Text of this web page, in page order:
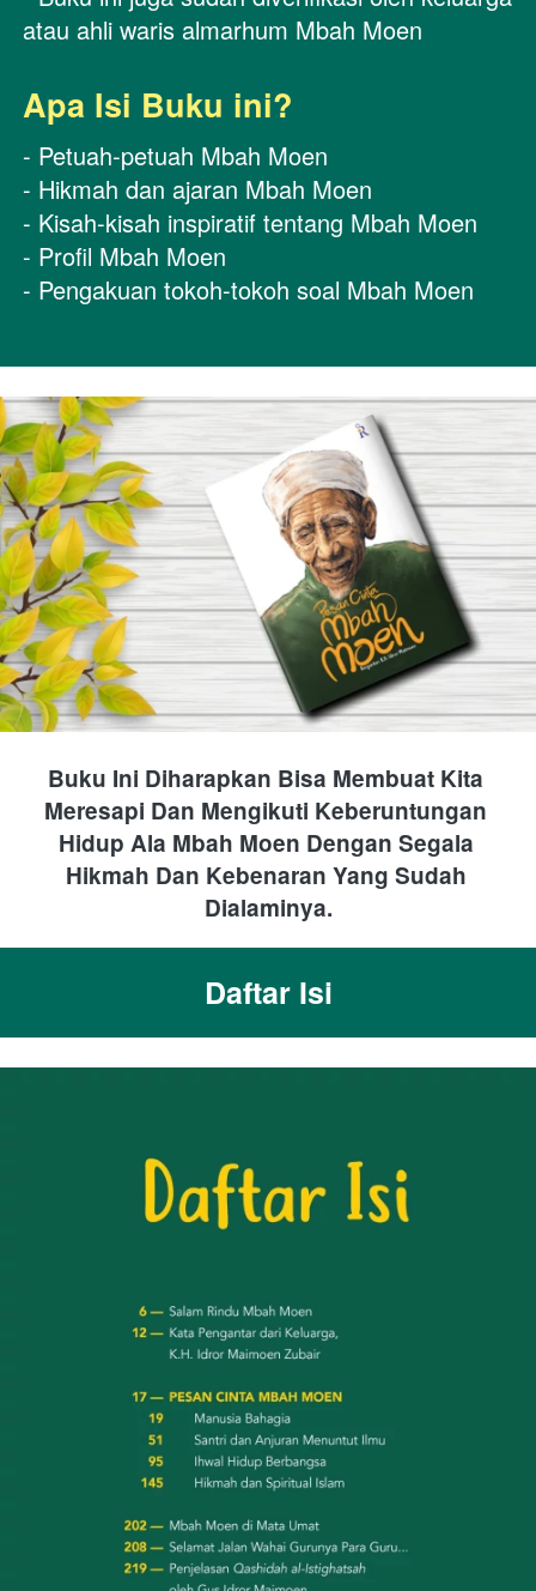
atau ahli waris almarhum Mbah Moen
Apa Isi Buku ini?
- Petuah-petuah Mbah Moen
- Hikmah dan ajaran Mbah Moen
- Kisah-kisah inspiratif tentang Mbah Moen
- Profil Mbah Moen
- Pengakuan tokoh-tokoh soal Mbah Moen
Buku Ini Diharapkan Bisa Membuat Kita
Meresapi Dan Mengikuti Keberuntungan
Hidup Ala Mbah Moen Dengan Segala
Hikmah Dan Kebenaran Yang Sudah
Dialaminya.
Daftar Isi